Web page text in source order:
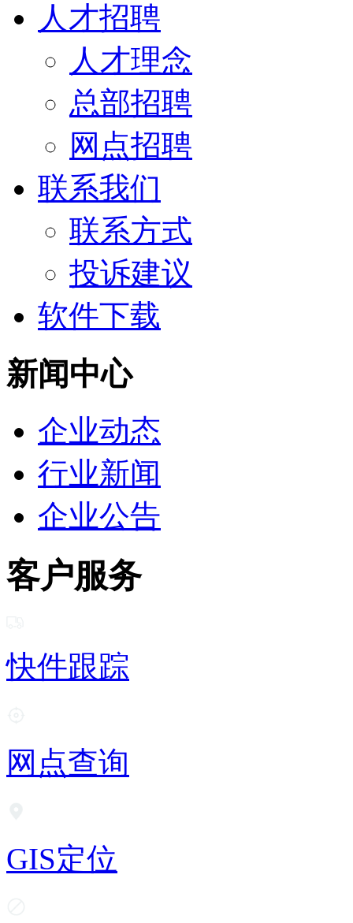
人才招聘
人才理念
总部招聘
网点招聘
联系我们
联系方式
投诉建议
软件下载
新闻中心
企业动态
行业新闻
企业公告
客户服务
快件跟踪
网点查询
GIS定位